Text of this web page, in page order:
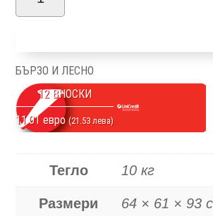
за
БЪРЗО И ЛЕСНО
12 ВНОСКИ
11.01 евро(21.53 лева)
Тегло 10 кг
Размери 64 × 61 × 93